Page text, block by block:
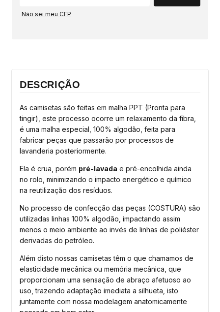
Não sei meu CEP
DESCRIÇÃO
As camisetas são feitas em malha PPT (Pronta para
tingir), este processo ocorre um relaxamento da fibra,
é uma malha especial, 100% algodão, feita para
fabricar peças que passarão por processos de
lavanderia posteriormente.
Ela é crua, porém pré-lavada e pré-encolhida ainda
no rolo, minimizando o impacto energético e químico
na reutilização dos resíduos.
No processo de confecção das peças (COSTURA) são
utilizadas linhas 100% algodão, impactando assim
menos o meio ambiente ao invés de linhas de poliéster
derivadas do petróleo.
Além disto nossas camisetas têm o que chamamos de
elasticidade mecânica ou memória mecânica, que
proporcionam uma sensação de abraço afetuoso ao
uso, trazendo adaptação imediata a silhueta, isto
juntamente com nossa modelagem anatomicamente